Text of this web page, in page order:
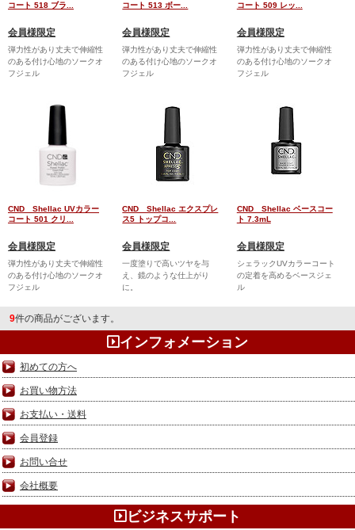
コート 518 ブラ...
会員様限定
弾力性があり丈夫で伸縮性
のある付け心地のソークオ
フジェル
コート 513 ボー...
会員様限定
弾力性があり丈夫で伸縮性
のある付け心地のソークオ
フジェル
コート 509 レッ...
会員様限定
弾力性があり丈夫で伸縮性
のある付け心地のソークオ
フジェル
CND Shellac UVカラー
コート 501 クリ...
会員様限定
弾力性があり丈夫で伸縮性
のある付け心地のソークオ
フジェル
CND Shellac エクスプレ
ス5 トップコ...
会員様限定
一度塗りで高いツヤを与
え、鏡のような仕上がり
に。
CND Shellac ベースコー
ト 7.3mL
会員様限定
シェラックUVカラーコート
の定着を高めるベースジェ
ル
9件の商品がございます。
インフォメーション
初めての方へ
お買い物方法
お支払い・送料
会員登録
お問い合せ
会社概要
ビジネスサポート